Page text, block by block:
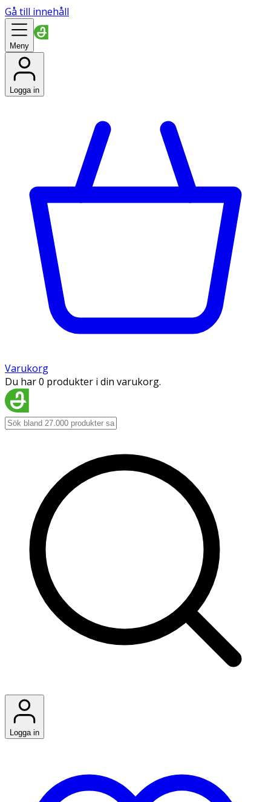
Gå till innehåll
Meny
Logga in
Varukorg
Du har 0 produkter i din varukorg.
Logga in